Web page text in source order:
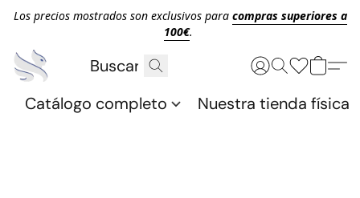
Los precios mostrados son exclusivos para compras superiores a
100€.
Catálogo completo Nuestra tienda física